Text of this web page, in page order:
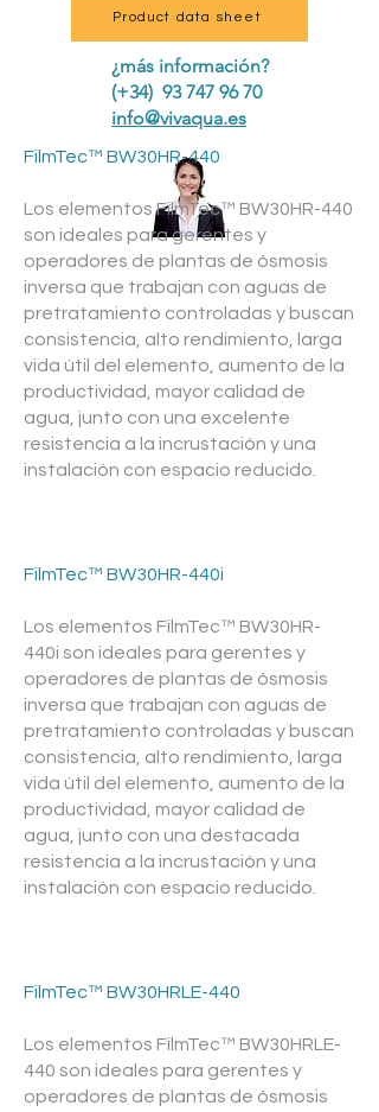
Product data sheet
¿más información?
(+34) 93 747 96 70
info@vivaqua.es
FilmTec™ BW30HR-440
Los elementos FilmTec™ BW30HR-440
son ideales para gerentes y
operadores de plantas de ósmosis
inversa que trabajan con aguas de
pretratamiento controladas y buscan
consistencia, alto rendimiento, larga
vida útil del elemento, aumento de la
productividad, mayor calidad de
agua, junto con una excelente
resistencia a la incrustación y una
instalación con espacio reducido.
FilmTec™ BW30HR-440i
Los elementos FilmTec™ BW30HR-
440i son ideales para gerentes y
operadores de plantas de ósmosis
inversa que trabajan con aguas de
pretratamiento controladas y buscan
consistencia, alto rendimiento, larga
vida útil del elemento, aumento de la
productividad, mayor calidad de
agua, junto con una destacada
resistencia a la incrustación y una
instalación con espacio reducido.
FilmTec™ BW30HRLE-440
Los elementos FilmTec™ BW30HRLE-
440 son ideales para gerentes y
operadores de plantas de ósmosis